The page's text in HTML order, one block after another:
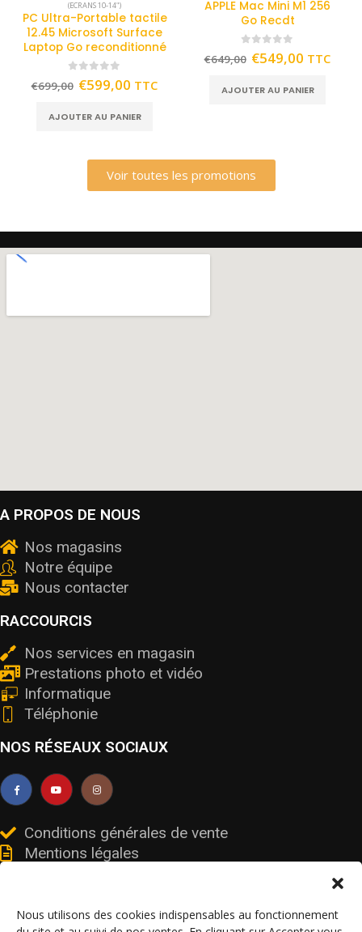
Nous utilisons des cookies indispensables au fonctionnement
(ECRANS 10-14")
PC Ultra-Portable tactile
12.45 Microsoft Surface
Laptop Go reconditionné
out of 5
€699,00 €599,00 TTC
AJOUTER AU PANIER
APPLE Mac Mini M1 256
Go Recdt
out of 5
€649,00 €549,00 TTC
AJOUTER AU PANIER
Voir toutes les promotions
A PROPOS DE NOUS
Nos magasins
Notre équipe
Nous contacter
RACCOURCIS
Nos services en magasin
Prestations photo et vidéo
Informatique
Téléphonie
NOS RÉSEAUX SOCIAUX
Conditions générales de vente
Mentions légales